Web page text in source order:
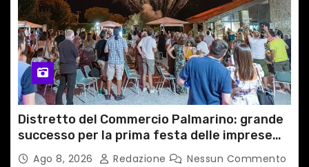
Distretto del Commercio Palmarino: grande
successo per la prima festa delle imprese
del territorio
Ago 8, 2026 Redazione Nessun Commento